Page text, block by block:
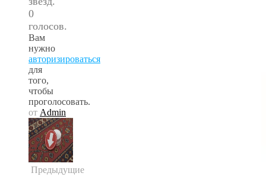
0
голосов.
Вам
нужно
авторизироваться
для
того,
чтобы
проголосовать.
от Admin
Предыдущие